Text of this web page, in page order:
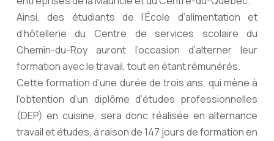
Ainsi, des étudiants de l’École d’alimentation et
d’hôtellerie du Centre de services scolaire du
Chemin-du-Roy auront l’occasion d’alterner leur
formation avec le travail, tout en étant rémunérés.
Cette formation d’une durée de trois ans, qui mène à
l’obtention d’un diplôme d’études professionnelles
(DEP) en cuisine, sera donc réalisée en alternance
travail et études, à raison de 147 jours de formation en